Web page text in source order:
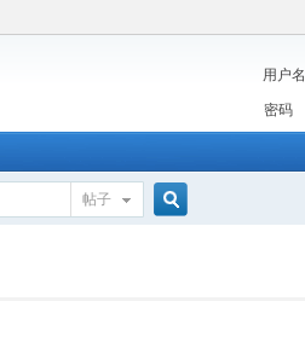
用户名
密码
帖子